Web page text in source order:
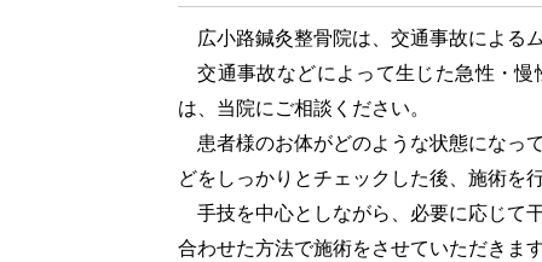
広小路鍼灸整骨院は、交通事故による
交通事故などによって生じた急性・慢
は、当院にご相談ください。
患者様のお体がどのような状態になっ
どをしっかりとチェックした後、施術を
手技を中心としながら、必要に応じて
合わせた方法で施術をさせていただきま